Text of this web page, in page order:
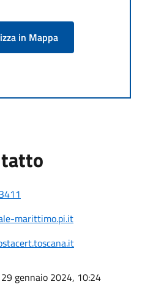
in Mappa
marittimo.pi.it
29 gennaio 2024, 10:24